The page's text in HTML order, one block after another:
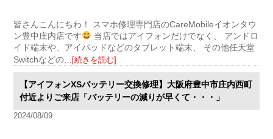
皆さんこんにちわ！ スマホ修理専門店のCareMobileイオンタウ
ン豊中庄内店です
当店ではアイフォンだけでなく、 アンドロ
イド端末や、アイパッドなどのタブレット端末、 その他任天堂
Switchなどの…[続きを読む]
【アイフォンXSバッテリー交換修理】大阪府豊中市庄内西町
付近よりご来店「バッテリーの減りが早くて・・・」
2024/08/09